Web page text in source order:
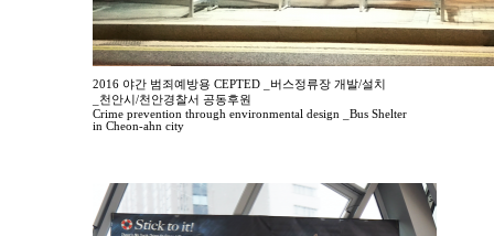
2016 야간 범죄예방용 CEPTED _버스정류장 개발/설치
_천안시/천안경찰서 공동후원
Crime prevention through environmental design _Bus Shelter
in Cheon-ahn city